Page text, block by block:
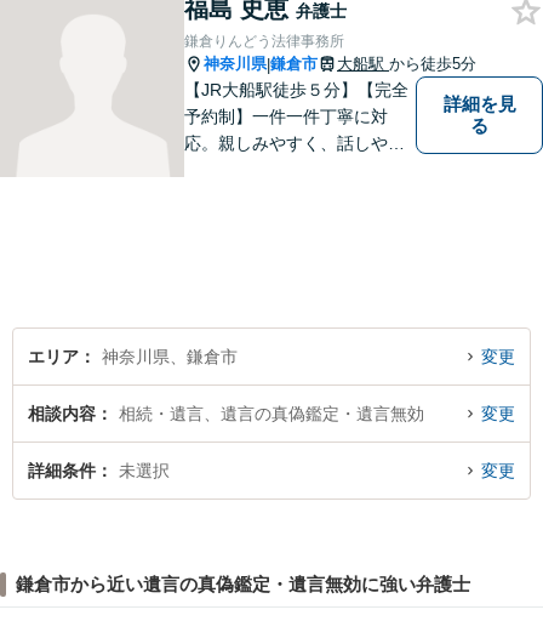
方々により良い法律サービス
を届けていきたいと思いま
す。 ぜひご相談ください。
福島 史恵 弁護士
鎌倉りんどう法律事務所
神奈川県|鎌倉市 大船駅 から徒歩5分
【JR大船駅徒歩５分】【完全
予約制】一件一件丁寧に対
応。親しみやすく、話しやす
詳細を見
る
エリア 神奈川県、鎌倉市 変更
相談内容 相続・遺言、遺言の真偽鑑定・遺言無効 変更
詳細条件 未選択 変更
鎌倉市から近い遺言の真偽鑑定・遺言無効に強い弁護士